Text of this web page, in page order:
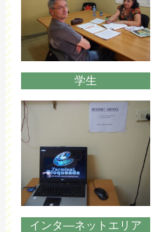
学生
インタ―ネットエリア